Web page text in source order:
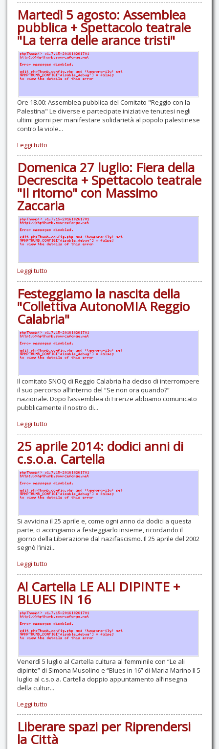
Martedì 5 agosto: Assemblea
pubblica + Spettacolo teatrale
"La terra delle arance tristi"
Ore 18.00: Assemblea pubblica del Comitato "Reggio con la
Palestina" Le diverse e partecipate iniziative tenutesi negli
ultimi giorni per manifestare solidarietà al popolo palestinese
contro la viole...
Leggi tutto
Domenica 27 luglio: Fiera della
Decrescita + Spettacolo teatrale
"Il ritorno" con Massimo
Zaccaria
Leggi tutto
Festeggiamo la nascita della
"Collettiva AutonoMIA Reggio
Calabria"
Il comitato SNOQ di Reggio Calabria ha deciso di interrompere
il suo percorso all’interno del “Se non ora quando?”
nazionale. Dopo l’assemblea di Firenze abbiamo comunicato
pubblicamente il nostro di...
Leggi tutto
25 aprile 2014: dodici anni di
c.s.o.a. Cartella
Si avvicina il 25 aprile e, come ogni anno da dodici a questa
parte, ci accingiamo a festeggiarlo insieme, ricordando il
giorno della Liberazione dal nazifascismo. Il 25 aprile del 2002
segnò l’inizi...
Leggi tutto
Al Cartella LE ALI DIPINTE +
BLUES IN 16
Venerdì 5 luglio al Cartella cultura al femminile con “Le ali
dipinte” di Simona Musolino e “Blues in 16” di Maria Marino Il 5
luglio al c.s.o.a. Cartella doppio appuntamento all’insegna
della cultur...
Leggi tutto
Liberare spazi per Riprendersi
la Città